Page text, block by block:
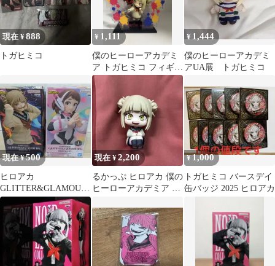
現在 ¥888
トガヒミコ
¥ 1,111
僕のヒーローアカデミ
ア トガヒミコ フィギュ
ア
¥ 1,444
僕のヒーローアカデミ
アUA展 トガヒミコ
現在 ¥500
ヒロアカ
GLITTER&GLAMOUR
S フィギュア 2種 お茶
子 トガヒミコ
現在 ¥2,200
るかっぷ ヒロアカ 僕の
ヒーローアカデミア ト
¥1,000
トガヒミコ バースデイ
缶バッジ 2025 ヒロアカ